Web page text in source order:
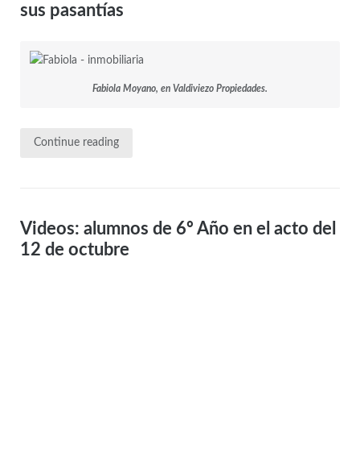
sus pasantías
Fabiola Moyano, en Valdiviezo Propiedades.
Continue reading
Videos: alumnos de 6º Año en el acto del
12 de octubre